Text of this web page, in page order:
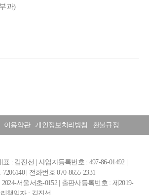
과)
이용약관 개인정보처리방침 환불규정
: 김진선 | 사업자등록번호 : 497-86-01492 |
| 전화번호 070-8655-2331
서울서초-0152 | 출판사등록번호 : 제2019-
책임자 : 김진선